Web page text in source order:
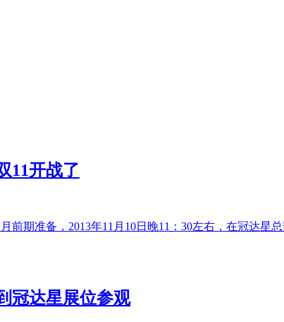
11开战了
前期准备，2013年11月10日晚11：30左右，在冠达
冠达星展位参观